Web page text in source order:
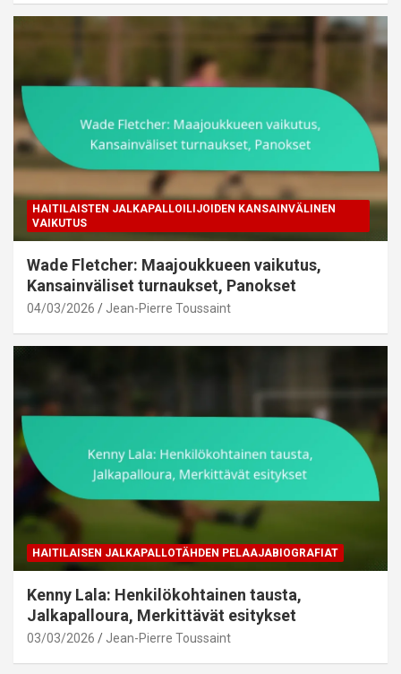
HAITILAISTEN JALKAPALLOILIJOIDEN KANSAINVÄLINEN
VAIKUTUS
Wade Fletcher: Maajoukkueen vaikutus,
Kansainväliset turnaukset, Panokset
04/03/2026 Jean-Pierre Toussaint
HAITILAISEN JALKAPALLOTÄHDEN PELAAJABIOGRAFIAT
Kenny Lala: Henkilökohtainen tausta,
Jalkapalloura, Merkittävät esitykset
03/03/2026 Jean-Pierre Toussaint